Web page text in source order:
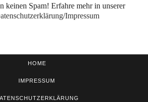
keinen Spam! Erfahre mehr in unserer
hutzerklärung/Impressum
HOME
IMPRESSUM